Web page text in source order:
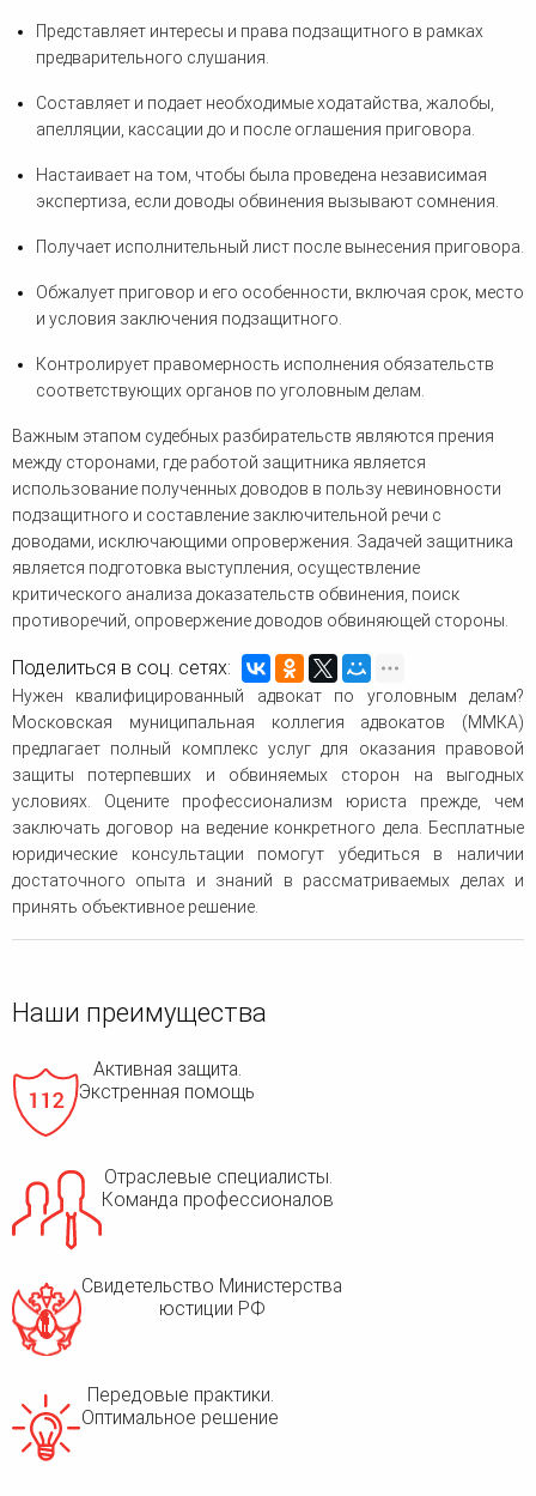
Представляет интересы и права подзащитного в рамках
предварительного слушания.
Составляет и подает необходимые ходатайства, жалобы,
апелляции, кассации до и после оглашения приговора.
Настаивает на том, чтобы была проведена независимая
экспертиза, если доводы обвинения вызывают сомнения.
Получает исполнительный лист после вынесения приговора.
Обжалует приговор и его особенности, включая срок, место
и условия заключения подзащитного.
Контролирует правомерность исполнения обязательств
соответствующих органов по уголовным делам.
Важным этапом судебных разбирательств являются прения
между сторонами, где работой защитника является
использование полученных доводов в пользу невиновности
подзащитного и составление заключительной речи с
доводами, исключающими опровержения. Задачей защитника
является подготовка выступления, осуществление
критического анализа доказательств обвинения, поиск
противоречий, опровержение доводов обвиняющей стороны.
Поделиться в соц. сетях:
Нужен квалифицированный адвокат по уголовным делам?
Московская муниципальная коллегия адвокатов (ММКА)
предлагает полный комплекс услуг для оказания правовой
защиты потерпевших и обвиняемых сторон на выгодных
условиях. Оцените профессионализм юриста прежде, чем
заключать договор на ведение конкретного дела. Бесплатные
юридические консультации помогут убедиться в наличии
достаточного опыта и знаний в рассматриваемых делах и
принять объективное решение.
Наши преимущества
Активная защита.
Экстренная помощь
Отраслевые специалисты.
Команда профессионалов
Свидетельство Министерства
юстиции РФ
Передовые практики.
Оптимальное решение